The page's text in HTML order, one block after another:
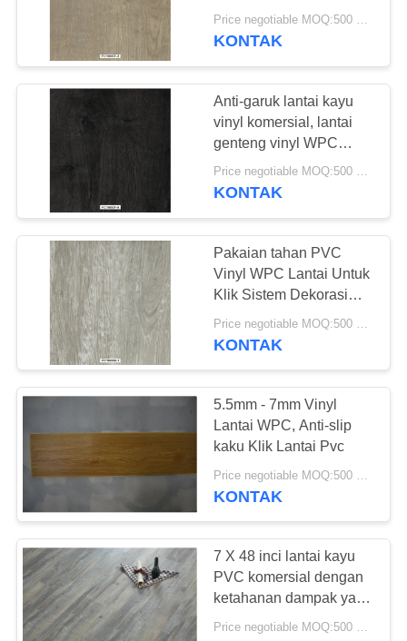
Sakit / Gym / Booth
Price negotiable MOQ:500 meter persegi
KONTAK
Anti-garuk lantai kayu
vinyl komersial, lantai
genteng vinyl WPC
tahan air
Price negotiable MOQ:500 meter persegi
KONTAK
Pakaian tahan PVC
Vinyl WPC Lantai Untuk
Klik Sistem Dekorasi
dalam ruangan
KONTAK
5.5mm - 7mm Vinyl
Lantai WPC, Anti-slip
kaku Klik Lantai Pvc
Price negotiable MOQ:500 meter persegi
KONTAK
7 X 48 inci lantai kayu
PVC komersial dengan
ketahanan dampak yang
kuat
Price negotiable MOQ:500 meter persegi